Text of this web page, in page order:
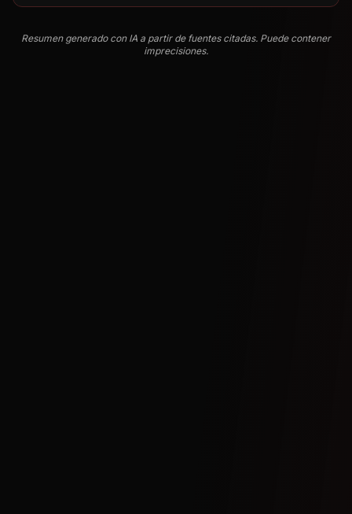
Resumen generado con IA a partir de fuentes citadas. Puede contener
imprecisiones.